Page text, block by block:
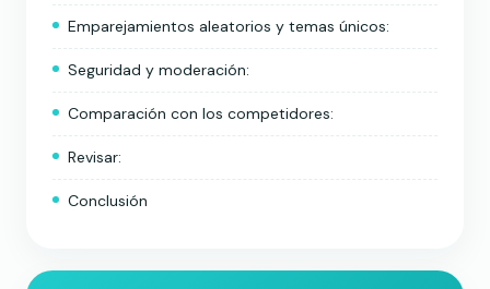
Emparejamientos aleatorios y temas únicos:
Seguridad y moderación:
Comparación con los competidores:
Revisar:
Conclusión